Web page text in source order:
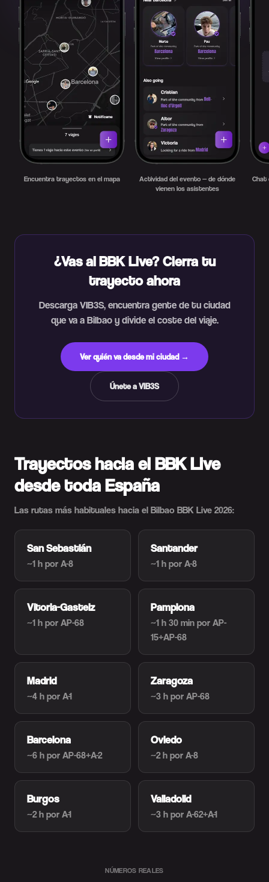
Encuentra trayectos en el mapa
Actividad del evento — de dónde
vienen los asistentes
Chat
¿Vas al BBK Live? Cierra tu
trayecto ahora
Descarga VIB3S, encuentra gente de tu ciudad
que va a Bilbao y divide el coste del viaje.
Ver quién va desde mi ciudad →
Únete a VIB3S
Trayectos hacia el BBK Live
desde toda España
Las rutas más habituales hacia el Bilbao BBK Live 2026:
San Sebastián
~1 h por A-8
Santander
~1 h por A-8
Vitoria-Gasteiz
~1 h por AP-68
Pamplona
~1 h 30 min por AP-
15+AP-68
Madrid
~4 h por A-1
Zaragoza
~3 h por AP-68
Barcelona
~6 h por AP-68+A-2
Oviedo
~2 h por A-8
Burgos
~2 h por A-1
Valladolid
~3 h por A-62+A-1
NÚMEROS REALES